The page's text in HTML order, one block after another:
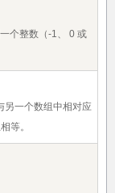
个整数（-1、 0 或
另一个数组中相对应
等。